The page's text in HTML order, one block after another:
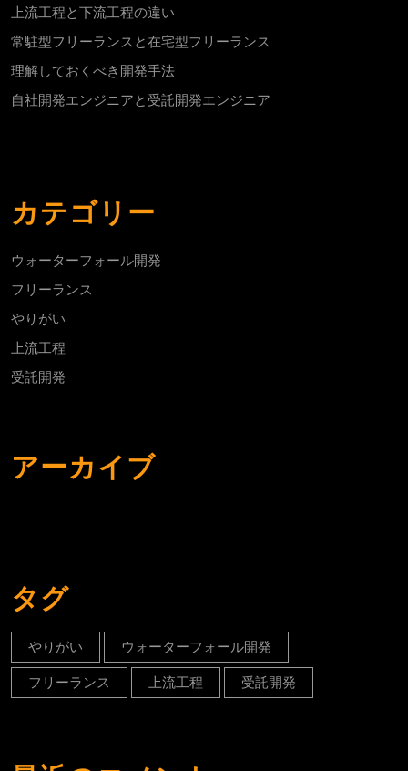
上流工程と下流工程の違い
常駐型フリーランスと在宅型フリーランス
理解しておくべき開発手法
自社開発エンジニアと受託開発エンジニア
カテゴリー
ウォーターフォール開発
フリーランス
やりがい
上流工程
受託開発
アーカイブ
タグ
やりがい ウォーターフォール開発
フリーランス 上流工程 受託開発